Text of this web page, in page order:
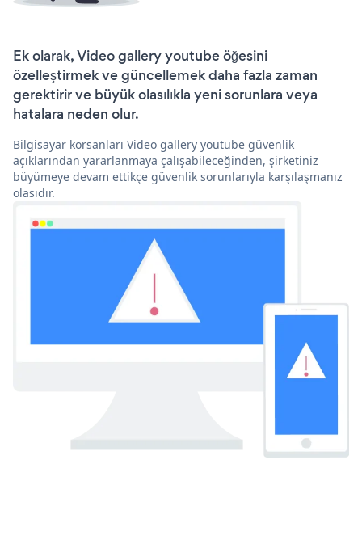
Ek olarak, Video gallery youtube öğesini
özelleştirmek ve güncellemek daha fazla zaman
gerektirir ve büyük olasılıkla yeni sorunlara veya
hatalara neden olur.
Bilgisayar korsanları Video gallery youtube güvenlik
açıklarından yararlanmaya çalışabileceğinden, şirketiniz
büyümeye devam ettikçe güvenlik sorunlarıyla karşılaşmanız
olasıdır.